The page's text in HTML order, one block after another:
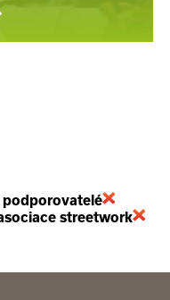
podporovatelé
streetwork